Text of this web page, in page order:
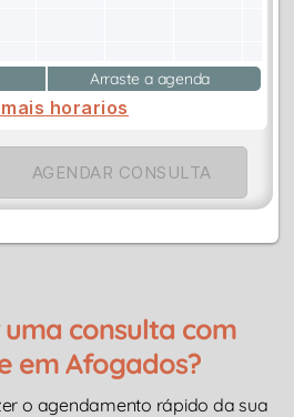
Arraste a agenda
horarios
AGENDAR CONSULTA
consulta com
em Afogados?
o agendamento rápido da sua